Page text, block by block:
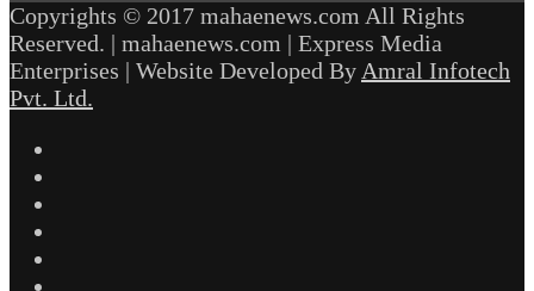
Copyrights © 2017 mahaenews.com All Rights
Reserved. | mahaenews.com | Express Media
Enterprises | Website Developed By Amral Infotech
Pvt. Ltd.